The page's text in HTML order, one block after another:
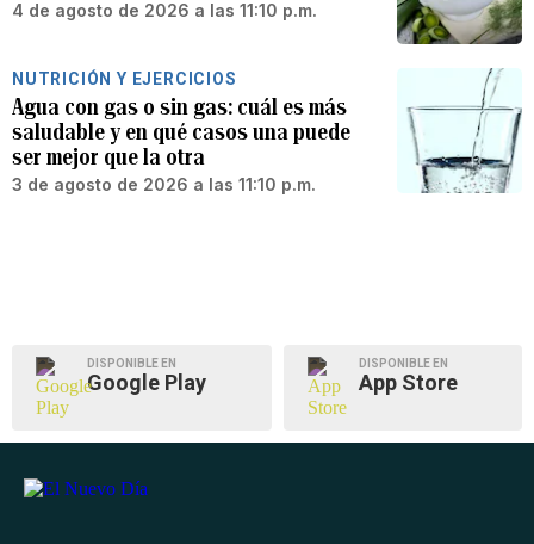
4 de agosto de 2026 a las 11:10 p.m.
NUTRICIÓN Y EJERCICIOS
Agua con gas o sin gas: cuál es más
saludable y en qué casos una puede
ser mejor que la otra
3 de agosto de 2026 a las 11:10 p.m.
DISPONIBLE EN
Google Play
DISPONIBLE EN
App Store